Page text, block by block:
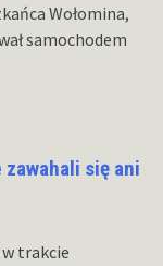
Wołomina,
samochodem
się ani
trakcie